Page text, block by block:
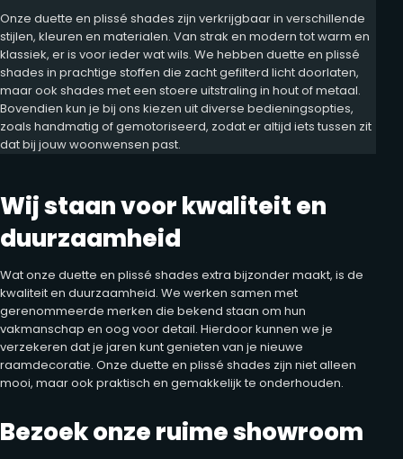
Onze duette en plissé shades zijn verkrijgbaar in verschillende
stijlen, kleuren en materialen. Van strak en modern tot warm en
klassiek, er is voor ieder wat wils. We hebben duette en plissé
shades in prachtige stoffen die zacht gefilterd licht doorlaten,
maar ook shades met een stoere uitstraling in hout of metaal.
Bovendien kun je bij ons kiezen uit diverse bedieningsopties,
zoals handmatig of gemotoriseerd, zodat er altijd iets tussen zit
dat bij jouw woonwensen past.
Wij staan voor kwaliteit en
duurzaamheid
Wat onze duette en plissé shades extra bijzonder maakt, is de
kwaliteit en duurzaamheid. We werken samen met
gerenommeerde merken die bekend staan om hun
vakmanschap en oog voor detail. Hierdoor kunnen we je
verzekeren dat je jaren kunt genieten van je nieuwe
raamdecoratie. Onze duette en plissé shades zijn niet alleen
mooi, maar ook praktisch en gemakkelijk te onderhouden.
Bezoek onze ruime showroom